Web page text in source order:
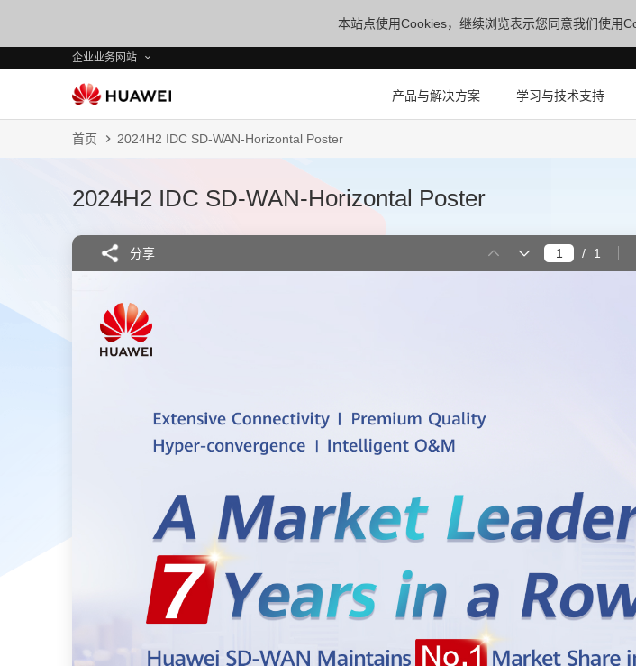
本站点使用Cookies，继续浏览表示您同意我们使用
企业业务网站
产品与解决方案 学习与技术支持
首页 2024H2 IDC SD-WAN-Horizontal Poster
2024H2 IDC SD-WAN-Horizontal Poster
分享 / 1